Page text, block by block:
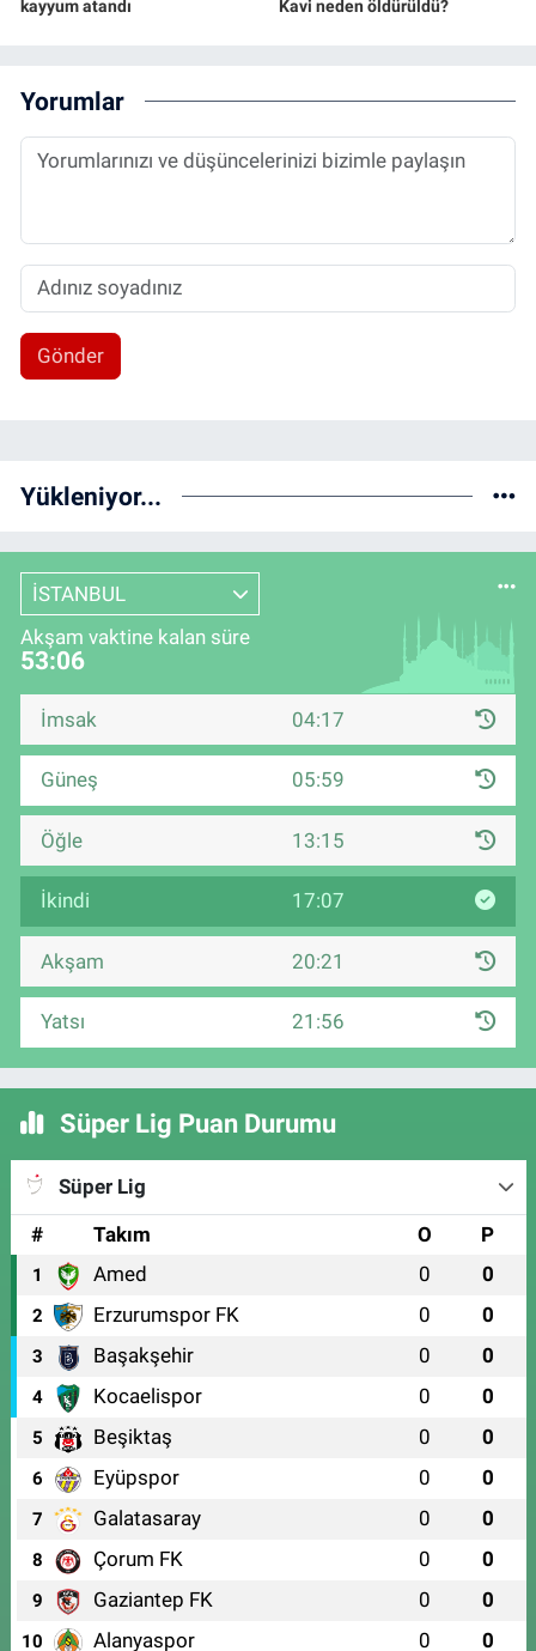
kayyum atandı Kavi neden öldürüldü?
Yorumlar
Gönder
Yükleniyor...
İSTANBUL
Akşam vaktine kalan süre
53:06
İmsak 04:17
Güneş 05:59
Öğle 13:15
İkindi 17:07
Akşam 20:21
Yatsı 21:56
Süper Lig Puan Durumu
Süper Lig
#
Takım O P
1 Amed 0 0
2 Erzurumspor FK 0 0
3 Başakşehir 0 0
4 Kocaelispor 0 0
5 Beşiktaş 0 0
6 Eyüpspor 0 0
7 Galatasaray 0 0
8 Çorum FK 0 0
9 Gaziantep FK 0 0
10 Alanyaspor 0 0